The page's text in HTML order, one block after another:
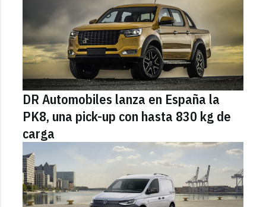
DR Automobiles lanza en España la
PK8, una pick-up con hasta 830 kg de
carga